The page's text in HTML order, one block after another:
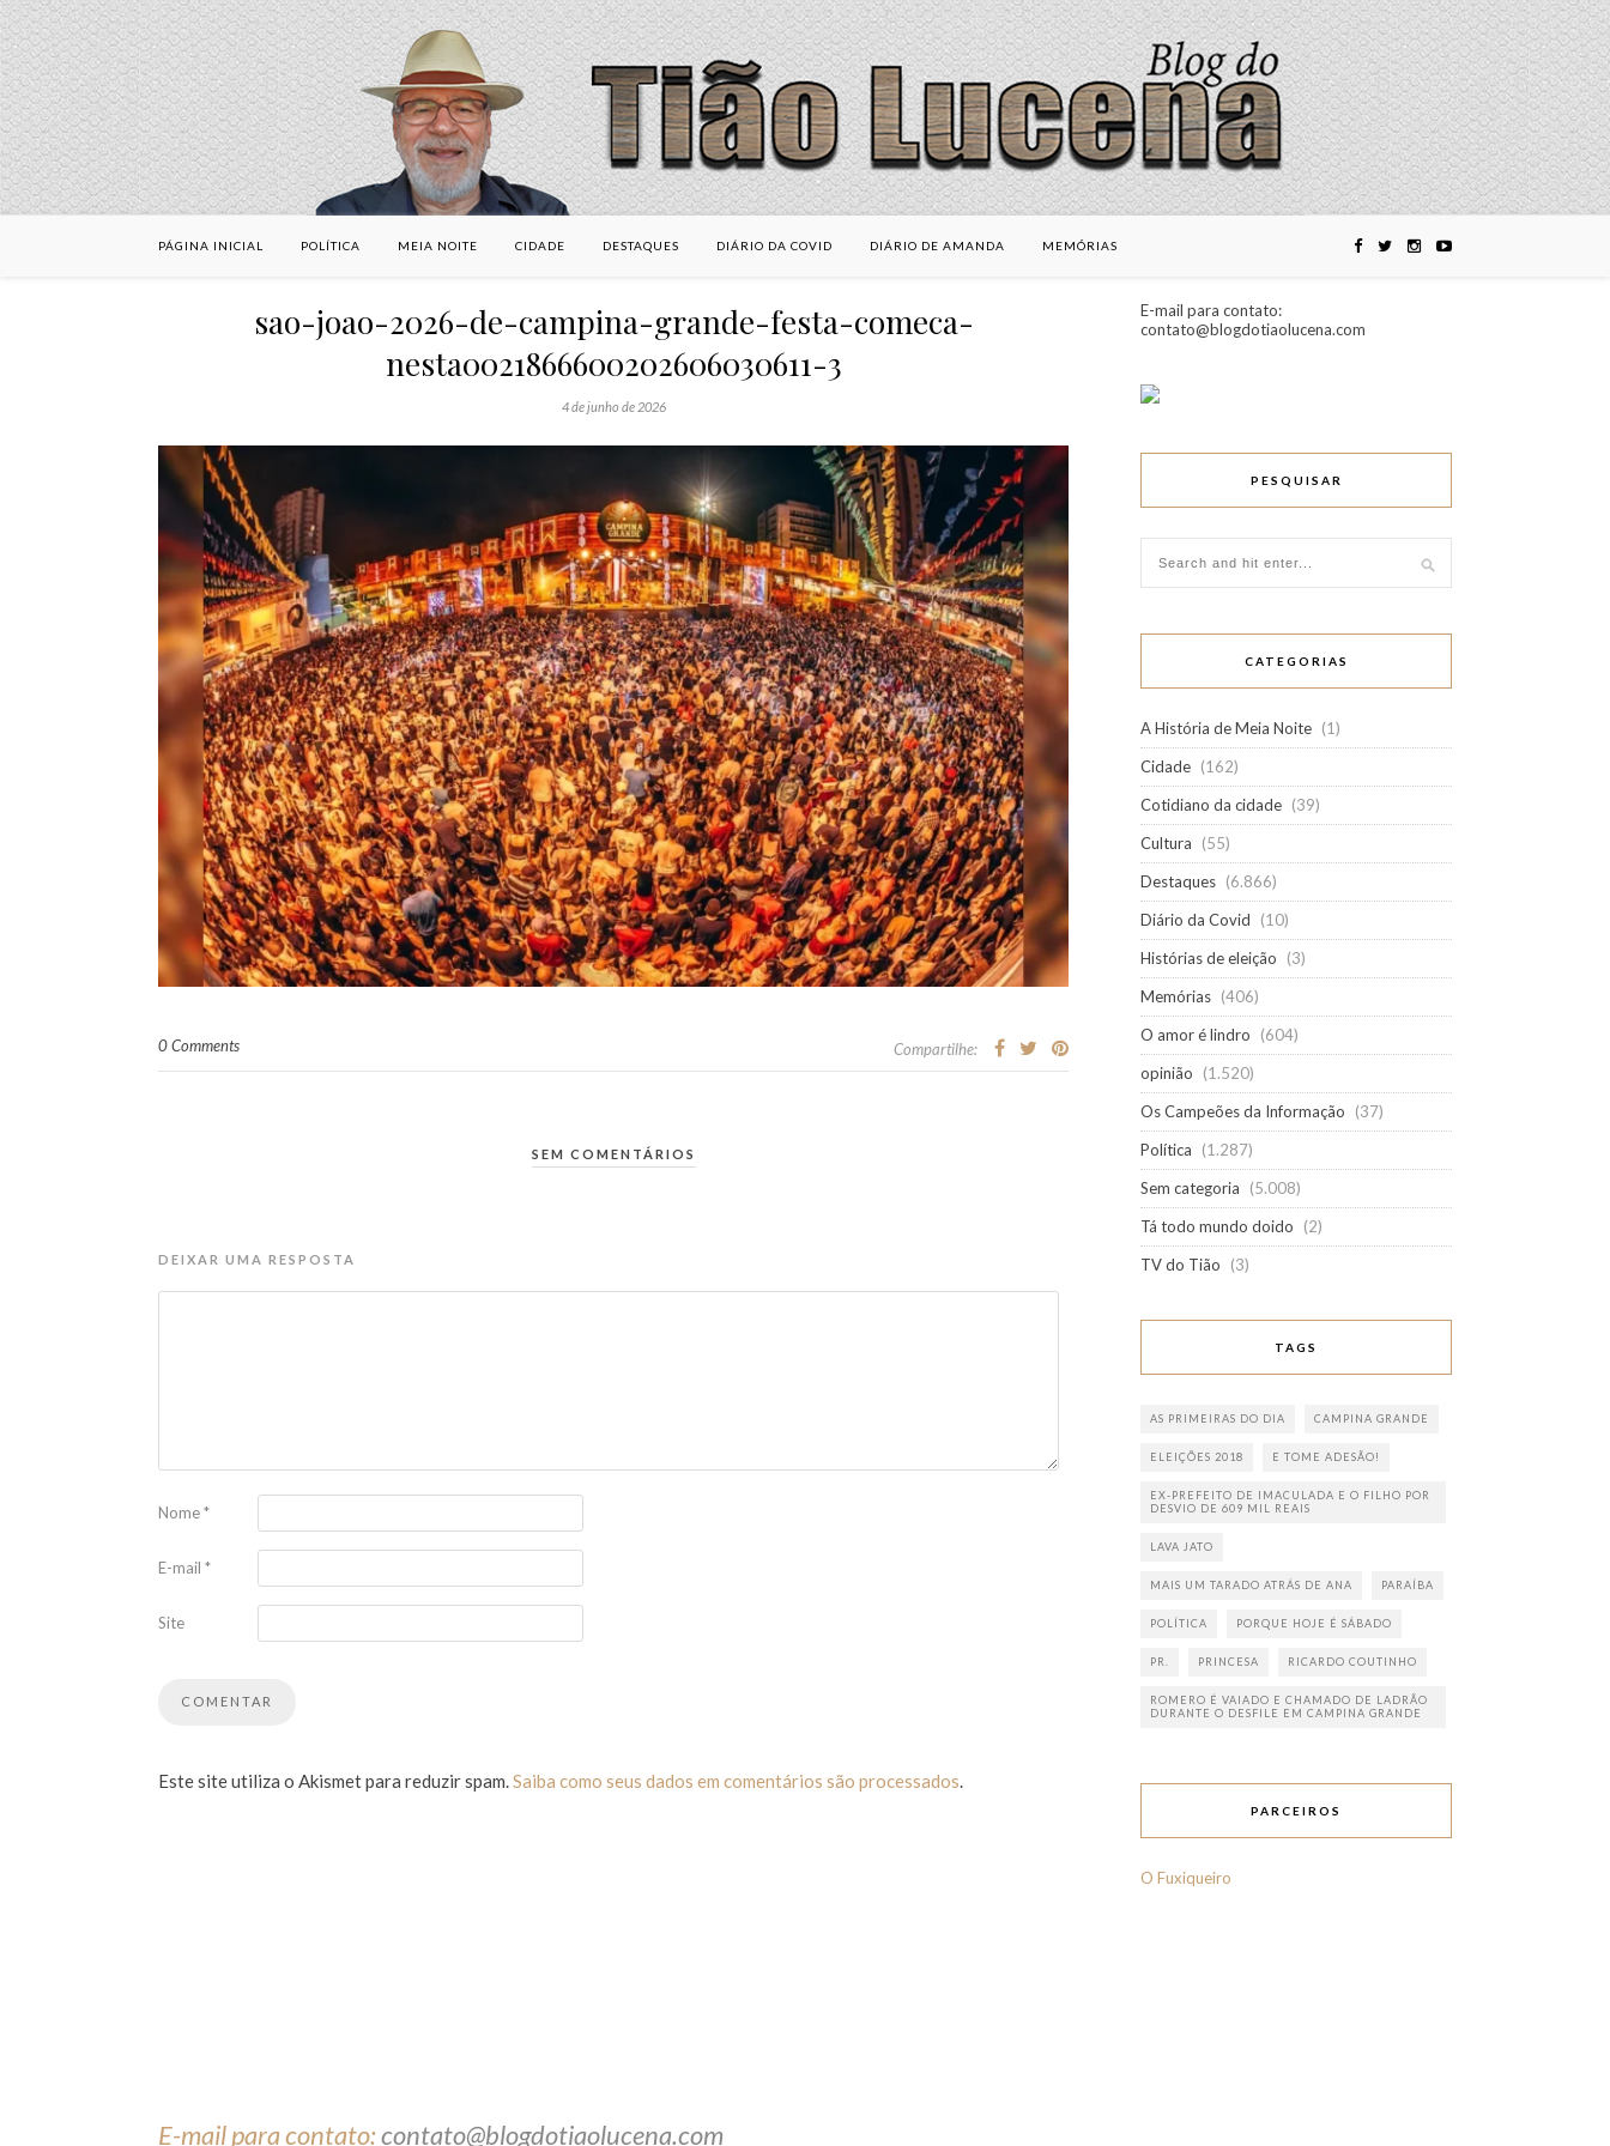
PÁGINA INICIAL POLÍTICA MEIA NOITE CIDADE DESTAQUES DIÁRIO DA COVID DIÁRIO DE AMANDA MEMÓRIAS
sao-joao-2026-de-campina-grande-festa-comeca-
nesta0021866600202606030611-3
4 de junho de 2026
0 Comments Compartilhe:
SEM COMENTÁRIOS
DEIXAR UMA RESPOSTA
Nome*
E-mail *
Site
Este site utiliza o Akismet para reduzir spam.Saiba como seus dados em comentários são processados.
E-mail para contato:
contato@blogdotiaolucena.com
PESQUISAR
CATEGORIAS
A História de Meia Noite (1)
Cidade (162)
Cotidiano da cidade (39)
Cultura
(55)
Destaques (6.866)
Diário da Covid
(10)
Histórias de eleição
(3)
Memórias (406)
O amor é lindro
(604)
opinião
(1.520)
Os Campeões da Informação
(37)
Política
(1.287)
Sem categoria
(5.008)
Tá todo mundo doido
(2)
TV do Tião
(3)
TAGS
AS PRIMEIRAS DO DIA CAMPINA GRANDE
ELEIÇÕES 2018 E TOME ADESÃO!
EX-PREFEITO DE IMACULADA E O FILHO POR
DESVIO DE 609 MIL REAIS
LAVA JATO
MAIS UM TARADO ATRÁS DE ANA PARAÍBA
POLÍTICA PORQUE HOJE É SÁBADO
PR. PRINCESA RICARDO COUTINHO
ROMERO É VAIADO E CHAMADO DE LADRÃO
DURANTE O DESFILE EM CAMPINA GRANDE
PARCEIROS
O Fuxiqueiro
E-mail para contato:contato@blogdotiaolucena.com